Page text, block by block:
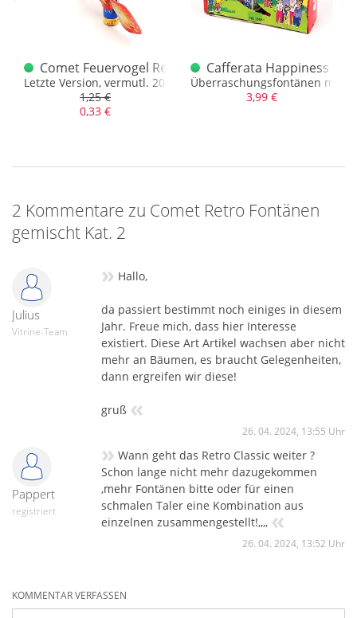
ArtikelComet Feuervogel Retro Classic
Letzte Version, vermutl. 2011
1,25 €
0,33 €
Cafferata Happiness
Überraschungsfontänen mit
3,99 €
2 Kommentare zu Comet Retro Fontänen
gemischt Kat. 2
Julius
Vitrine-Team
» Hallo,
da passiert bestimmt noch einiges in diesem
Jahr. Freue mich, dass hier Interesse
existiert. Diese Art Artikel wachsen aber nicht
mehr an Bäumen, es braucht Gelegenheiten,
dann ergreifen wir diese!
gruß «
26. 04. 2024, 13:55 Uhr
Pappert
registriert
» Wann geht das Retro Classic weiter ?
Schon lange nicht mehr dazugekommen
,mehr Fontänen bitte oder für einen
schmalen Taler eine Kombination aus
einzelnen zusammengestellt!,,,, «
26. 04. 2024, 13:52 Uhr
KOMMENTAR VERFASSEN